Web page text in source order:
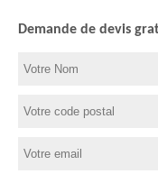
Demande de devis